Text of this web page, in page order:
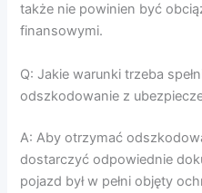
także nie powinien być
finansowymi.
Q: Jakie warunki trzeba
odszkodowanie z
A: Aby otrzymać
dostarczyć odpowiednie
pojazd był w pełni objęty